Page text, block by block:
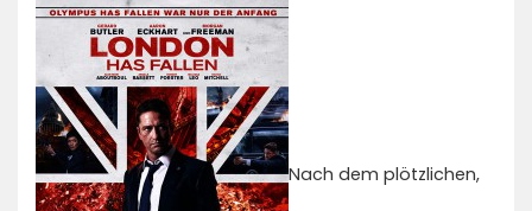
Nach dem plötzlichen,